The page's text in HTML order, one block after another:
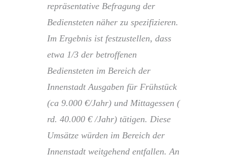
repräsentative Befragung der
Bediensteten näher zu spezifizieren.
Im Ergebnis ist festzustellen, dass
etwa 1/3 der betroffenen
Bediensteten im Bereich der
Innenstadt Ausgaben für Frühstück
(ca 9.000 €/Jahr) und Mittagessen (
rd. 40.000 € /Jahr) tätigen. Diese
Umsätze würden im Bereich der
Innenstadt weitgehend entfallen. An